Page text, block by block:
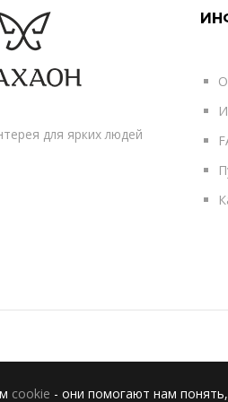
для ярких людей
cookie - они помогают нам